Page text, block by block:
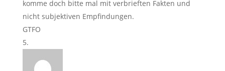
komme doch bitte mal mit verbrieften Fakten und
nicht subjektiven Empfindungen.
GTFO